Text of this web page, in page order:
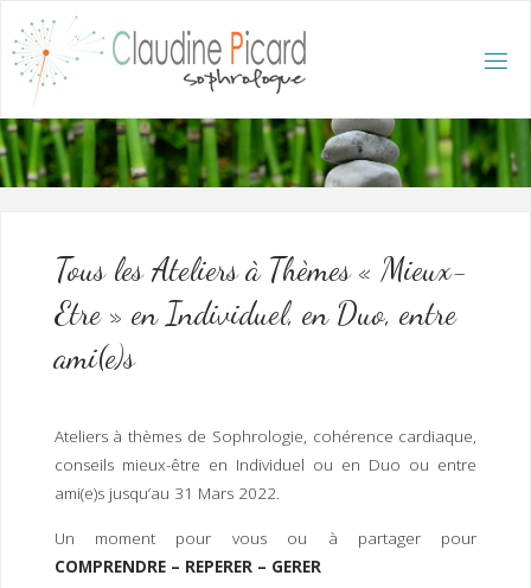
content
DIN
E PI
CAR
D :
PHR
O G
O
AP
MP
Tous les Ateliers à Thèmes « Mieux-
Etre » en Individuel, en Duo, entre
ami(e)s
Ateliers à thèmes de Sophrologie, cohérence cardiaque,
conseils mieux-être en Individuel ou en Duo ou entre
ami(e)s jusqu’au 31 Mars 2022.
Un moment pour vous ou à partager pour
COMPRENDRE – REPERER – GERER